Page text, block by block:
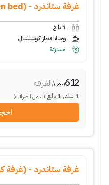
غرفة ستاندرد - (room, 1 queen bed)
1 بالغ
وجبة افطار كونتيننتال
مستردة
612ر.س/الغرفة
1 ليلة,
1 بالغ (شامل الضرائب)
غرفة ستاندرد - (غرفة